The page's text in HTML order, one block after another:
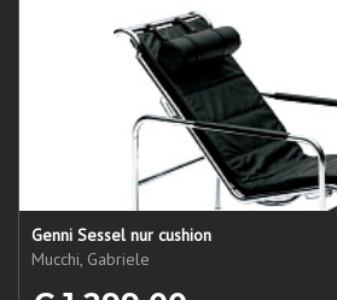
Genni Sessel nur cushion
Mucchi, Gabriele